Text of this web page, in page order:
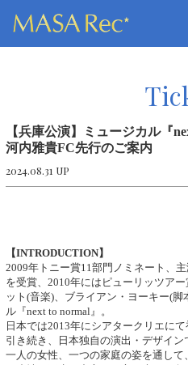
【兵庫公演】ミュージカル『
河内雅貴FC先行のご案内
2024.08.31 UP
【INTRODUCTION】
2009年トニー賞11部門ノミネート、
を受賞、2010年にはピューリッツア
ット(音楽)、ブライアン・ヨーキー(
ル『next to normal』。
日本では2013年にシアタークリエに
引き続き、日本独自の演出・デザイン
一人の女性、一つの家庭の姿を通し